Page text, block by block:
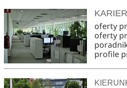
oferty
oferty
profile